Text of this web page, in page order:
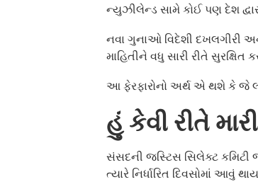
ન્યુઝીલેન્ડ સામે કોઈ પણ દેશ
નવા ગુનાઓ વિદેશી દખલગીરી
માહિતીને વધુ સારી રીતે
આ ફેરફારોનો અર્થ એ થશે કે જે
હું કેવી રીતે
સંસદની જસ્ટિસ સિલેક્ટ કમિટી
ત્યારે નિર્ધારિત દિવસોમાં આવું